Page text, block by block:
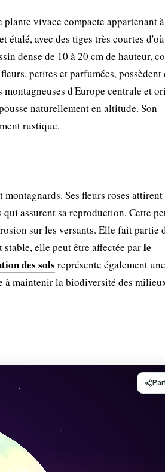
vivace compacte appartenant
étalé, avec des tiges très courtes d'où
dense de 10 à 20 cm de hauteur,
petites et parfumées, possèdent
d'Europe centrale et
naturellement en altitude. Son
rustique.
Ses fleurs roses
assurent sa reproduction. Cette
sur les versants. Elle fait partie
elle peut être affectée parle
des sols représente également une
à maintenir la biodiversité des